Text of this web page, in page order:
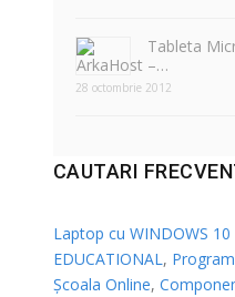
Tableta
–…
28 octombrie 2012
CAUTARI
Laptop cu WINDOWS 10
EDUCATIONAL ,
Școala Online,